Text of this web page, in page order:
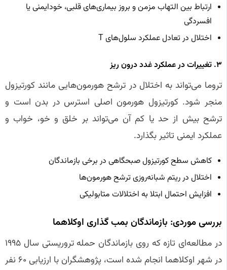
ارتباط بین التهاب مزمن و بروز بیماری‌های قلبی، خودایمنی یا
افسردگی
اختلال در تعادل عملکرد سلول‌های T
۳. تغییرات در عملکرد غدد درون‌ ریز
تروما می‌تواند به اختلال در ترشح هورمون‌هایی مانند کورتیزول
منجر شود. کورتیزول هورمون اصلی استرس در بدن است و
ترشح بیش از حد یا کم آن می‌تواند بر خلق و خو، خواب و
عملکرد ایمنی تاثیر بگذارد.
کاهش سطح کورتیزول صبحگاهی در برخی بازماندگان
اختلال در ریتم شبانه‌روزی ترشح هورمون‌ها
افزایش احتمال ابتلا به اختلالات متابولیکی
بررسی موردی: بازماندگان بمب‌ گذاری اوکلاهما
در مطالعه‌ای تازه که روی بازماندگان حمله تروریستی سال ۱۹۹۵
در شهر اوکلاهما انجام شده است، پژوهشگران با ارزیابی ۶۰ نفر